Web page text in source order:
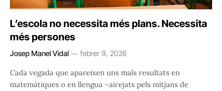
L’escola no necessita més plans. Necessita
més persones
Josep Manel Vidal febrer 9, 2026
Cada vegada que apareixen uns mals resultats en
matemàtiques o en llengua –airejats pels mitjans de